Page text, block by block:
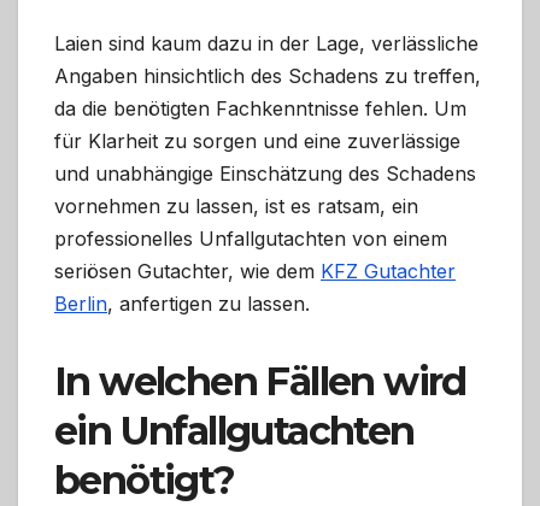
Laien sind kaum dazu in der Lage, verlässliche
Angaben hinsichtlich des Schadens zu treffen,
da die benötigten Fachkenntnisse fehlen. Um
für Klarheit zu sorgen und eine zuverlässige
und unabhängige Einschätzung des Schadens
vornehmen zu lassen, ist es ratsam, ein
professionelles Unfallgutachten von einem
seriösen Gutachter, wie dem KFZ Gutachter
Berlin, anfertigen zu lassen.
In welchen Fällen wird
ein Unfallgutachten
benötigt?